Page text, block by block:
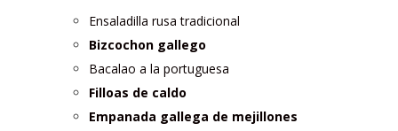
Ensaladilla rusa tradicional
Bizcochon gallego
Bacalao a la portuguesa
Filloas de caldo
Empanada gallega de mejillones